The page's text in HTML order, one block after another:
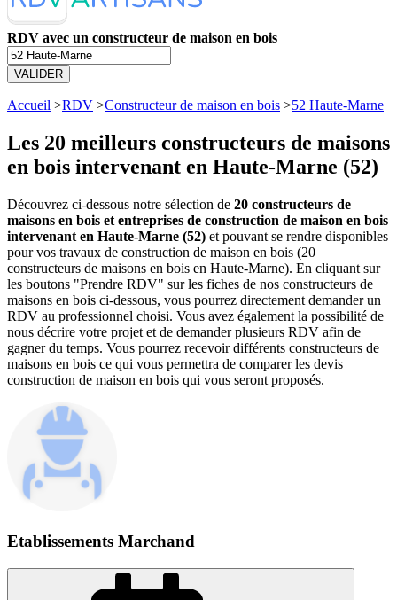
RDV avec un constructeur de maison en bois
VALIDER
Accueil >RDV >Constructeur de maison en bois >52 Haute-Marne
Les 20 meilleurs constructeurs de maisons
en bois intervenant en Haute-Marne (52)
Découvrez ci-dessous notre sélection de 20 constructeurs de
maisons en bois et entreprises de construction de maison en bois
intervenant en Haute-Marne (52) et pouvant se rendre disponibles
pour vos travaux de construction de maison en bois (20
constructeurs de maisons en bois en Haute-Marne). En cliquant sur
les boutons "Prendre RDV" sur les fiches de nos constructeurs de
maisons en bois ci-dessous, vous pourrez directement demander un
RDV au professionnel choisi. Vous avez également la possibilité de
nous décrire votre projet et de demander plusieurs RDV afin de
gagner du temps. Vous pourrez recevoir différents constructeurs de
maisons en bois ce qui vous permettra de comparer les devis
construction de maison en bois qui vous seront proposés.
Etablissements Marchand